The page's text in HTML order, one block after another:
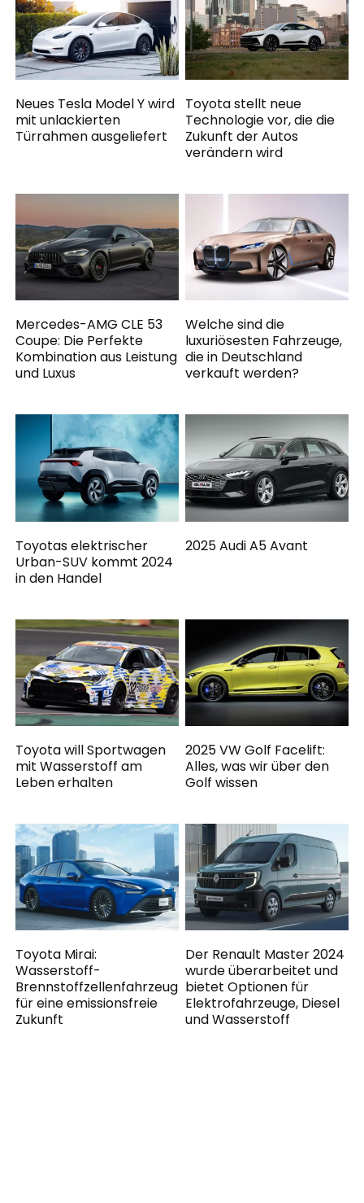
Neues Tesla Model Y wird
mit unlackierten
Türrahmen ausgeliefert
Toyota stellt neue
Technologie vor, die die
Zukunft der Autos
verändern wird
Mercedes-AMG CLE 53
Coupe: Die Perfekte
Kombination aus Leistung
und Luxus
Welche sind die
luxuriösesten Fahrzeuge,
die in Deutschland
verkauft werden?
Toyotas elektrischer
Urban-SUV kommt 2024
in den Handel
2025 Audi A5 Avant
Toyota will Sportwagen
mit Wasserstoff am
Leben erhalten
2025 VW Golf Facelift:
Alles, was wir über den
Golf wissen
Toyota Mirai:
Wasserstoff-
Brennstoffzellenfahrzeug
für eine emissionsfreie
Zukunft
Der Renault Master 2024
wurde überarbeitet und
bietet Optionen für
Elektrofahrzeuge, Diesel
und Wasserstoff